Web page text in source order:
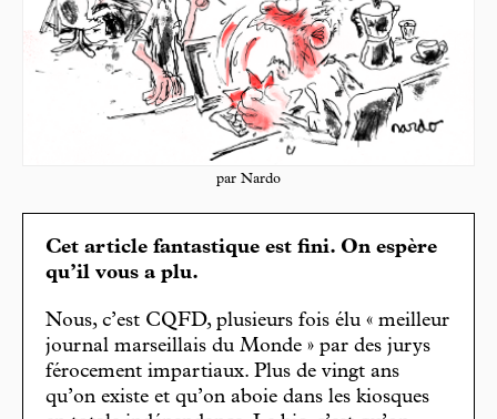
par Nardo
Cet article fantastique est fini. On espère
qu’il vous a plu.
Nous, c’est CQFD, plusieurs fois élu « meilleur
journal marseillais du Monde » par des jurys
férocement impartiaux. Plus de vingt ans
qu’on existe et qu’on aboie dans les kiosques